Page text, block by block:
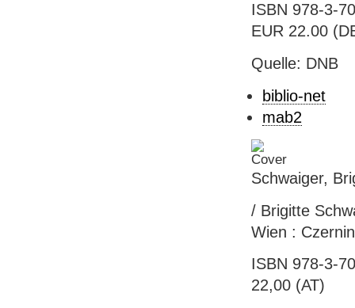
ISBN 978-3-
EUR 22.00
Quelle: DNB
biblio-net
mab2
Schwaiger,
/ Brigitte
Wien :
ISBN 978-3-
22,00 (AT)